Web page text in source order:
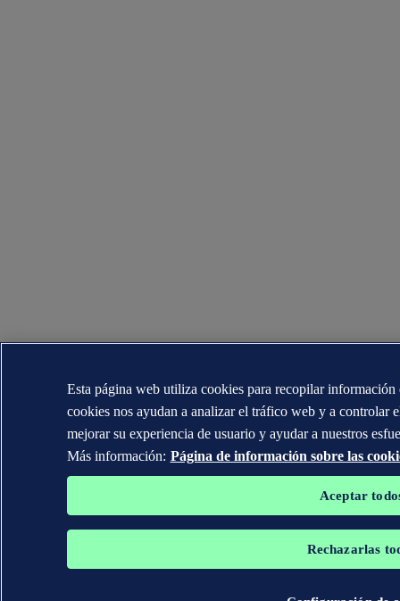
Esta página web utiliza cookies para recopilar información
cookies nos ayudan a analizar el tráfico web y a controlar
mejorar su experiencia de usuario y ayudar a nuestros
Más información: Página de información sobre las
Aceptar
Rechazarlas